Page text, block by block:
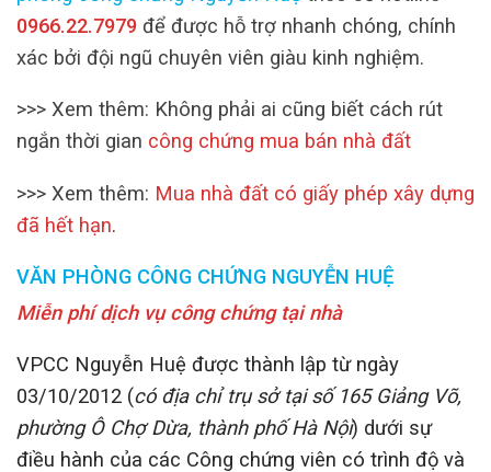
0966.22.7979 để được hỗ trợ nhanh chóng, chính
xác bởi đội ngũ chuyên viên giàu kinh nghiệm.
>>> Xem thêm: Không phải ai cũng biết cách rút
ngắn thời gian công chứng mua bán nhà đất
>>> Xem thêm: Mua nhà đất có giấy phép xây dựng
đã hết hạn.
VĂN PHÒNG CÔNG CHỨNG NGUYỄN HUỆ
Miễn phí dịch vụ công chứng tại nhà
VPCC Nguyễn Huệ được thành lập từ ngày
03/10/2012 (có địa chỉ trụ sở tại số 165 Giảng Võ,
phường Ô Chợ Dừa, thành phố Hà Nội) dưới sự
điều hành của các Công chứng viên có trình độ và